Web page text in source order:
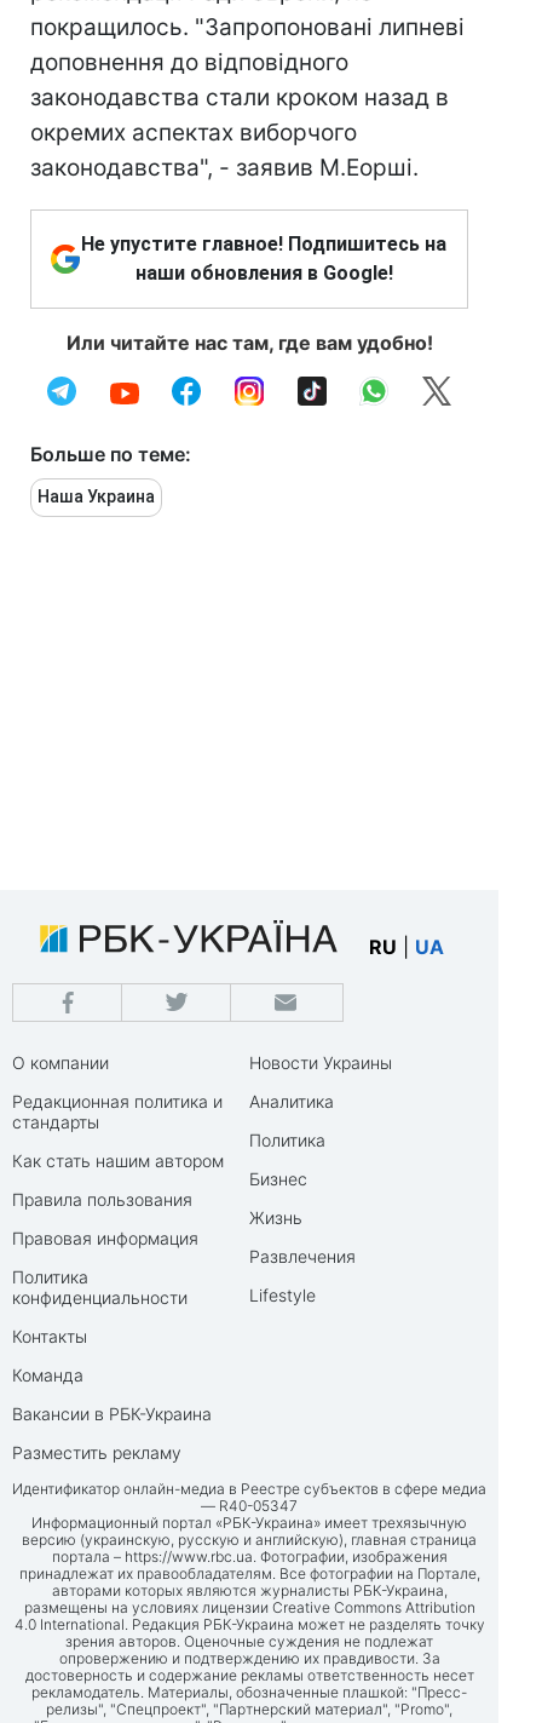
покращилось. "Запропоновані липневі
доповнення до відповідного
законодавства стали кроком назад в
окремих аспектах виборчого
законодавства", - заявив М.Еорші.
Не упустите главное! Подпишитесь на
наши обновления в Google!
Или читайте нас там, где вам удобно!
Больше по теме:
Наша Украина
RU UA
О компании
Редакционная политика и
стандарты
Как стать нашим автором
Правила пользования
Правовая информация
Политика
конфиденциальности
Контакты
Команда
Вакансии в РБК-Украина
Разместить рекламу
Новости Украины
Аналитика
Политика
Бизнес
Жизнь
Развлечения
Lifestyle
Идентификатор онлайн-медиа в Реестре субъектов в сфере медиа
— R40-05347
Информационный портал «РБК-Украина» имеет трехязычную
версию (украинскую, русскую и английскую), главная страница
портала – https://www.rbc.ua. Фотографии, изображения
принадлежат их правообладателям. Все фотографии на Портале,
авторами которых являются журналисты РБК-Украина,
размещены на условиях лицензии Creative Commons Attribution
4.0 International. Редакция РБК-Украина может не разделять точку
зрения авторов. Оценочные суждения не подлежат
опровержению и подтверждению их правдивости. За
достоверность и содержание рекламы ответственность несет
рекламодатель. Материалы, обозначенные плашкой: "Пресс-
релизы", "Спецпроект", "Партнерский материал", "Promo",